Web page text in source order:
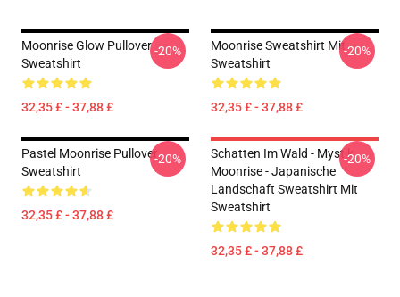
Moonrise Glow Pullover
Sweatshirt
32,35 £ - 37,88 £
-20%
Moonrise Sweatshirt Mit
Sweatshirt
32,35 £ - 37,88 £
-20%
Pastel Moonrise Pullover
Sweatshirt
32,35 £ - 37,88 £
-20%
Schatten Im Wald - Mystik
Moonrise - Japanische
Landschaft Sweatshirt Mit
Sweatshirt
32,35 £ - 37,88 £
-20%